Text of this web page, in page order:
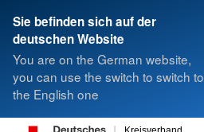
Sie befinden sich auf der
deutschen Website
You are on the German website,
you can use the switch to switch to
the English one
Suche